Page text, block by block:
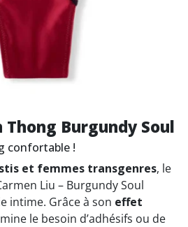
Burgundy Soul
confortable !
et femmes transgenres, le
Liu – Burgundy Soul
intime. Grâce à son effet
le besoin d’adhésifs ou de